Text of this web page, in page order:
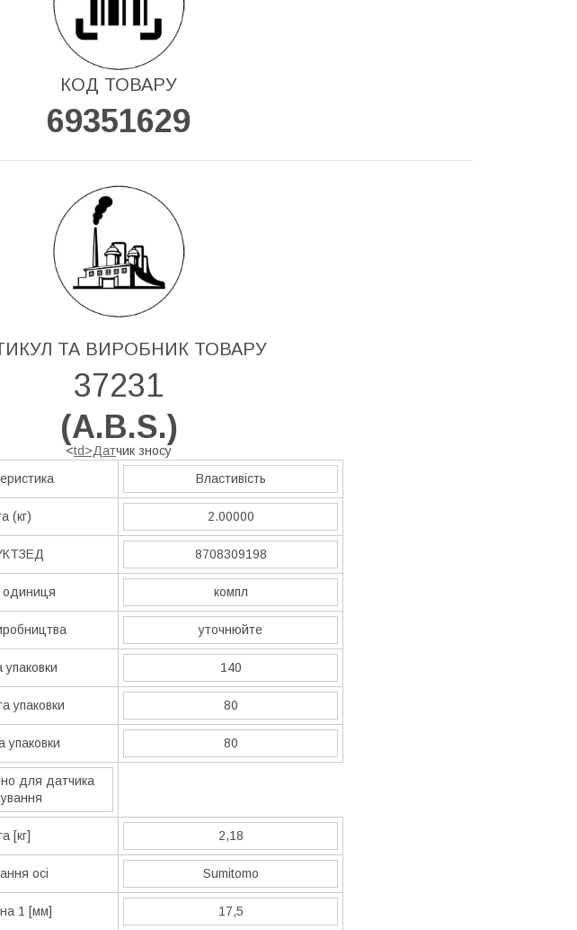
КОД ТОВАРУ
69351629
ТА ВИРОБНИК ТОВАРУ
37231
(A.B.S.)
<td>Датчик зносу
Властивість
(кг) 2.00000
8708309198
одиниця компл
уточнюйте
140
упаковки 80
упаковки 80
для датчика
[кг] 2,18
осі Sumitomo
1 [мм] 17,5